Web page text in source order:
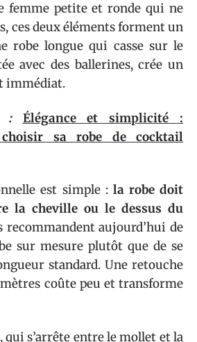
femme petite et ronde qui ne
ces deux éléments forment un
robe longue qui casse sur le
avec des ballerines, crée un
immédiat.
:
Élégance et simplicité :
sa robe de cocktail
est simple : la robe doit
la cheville ou le dessus du
recommandent aujourd’hui de
sur mesure plutôt que de se
standard. Une retouche
coûte peu et transforme
s’arrête entre le mollet et la